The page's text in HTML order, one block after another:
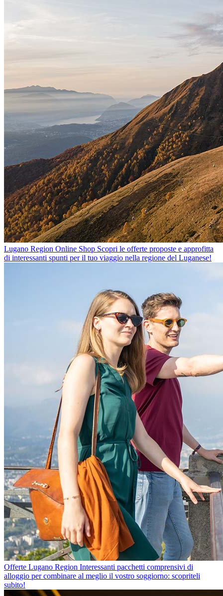
Lugano Region Online Shop Scopri le offerte proposte e approfitta
di interessanti spunti per il tuo viaggio nella regione del Luganese!
Offerte Lugano Region Interessanti pacchetti comprensivi di
alloggio per combinare al meglio il vostro soggiorno: scopriteli
subito!